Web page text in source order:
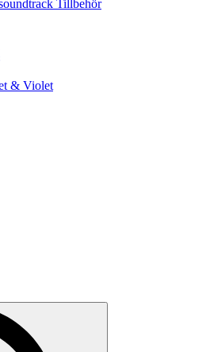
Tillbehör
& Violet